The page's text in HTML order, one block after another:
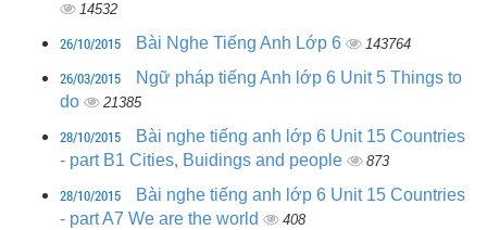
14532
26/10/2015 Bài Nghe Tiếng Anh Lớp 6 143764
26/03/2015
Ngữ pháp tiếng Anh lớp 6 Unit 5 Things to
do
21385
28/10/2015
Bài nghe tiếng anh lớp 6 Unit 15 Countries
- part B1 Cities, Buidings and people
873
28/10/2015
Bài nghe tiếng anh lớp 6 Unit 15 Countries
- part A7 We are the world
408